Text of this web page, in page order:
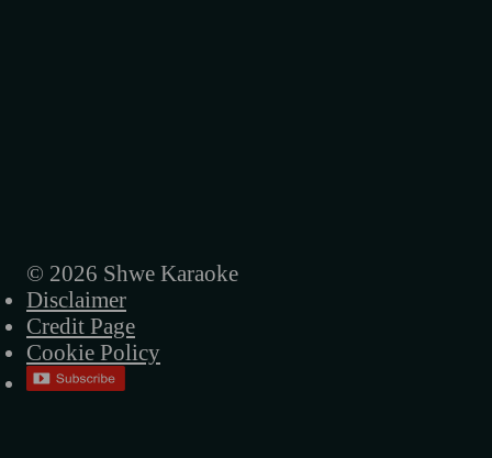
© 2026 Shwe Karaoke
Disclaimer
Credit Page
Cookie Policy